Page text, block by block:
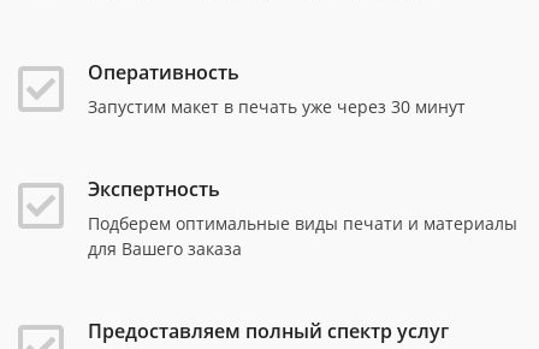
Оперативность
Запустим макет в печать уже через 30 минут
Экспертность
Подберем оптимальные виды печати и материалы
для Вашего заказа
Предоставляем полный спектр услуг